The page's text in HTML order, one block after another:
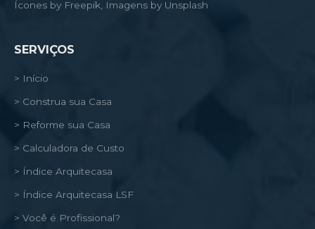
Ícones by Freepik, Imagens by Unsplash
SERVIÇOS
> Início
> Construa sua Casa
> Reforme sua Casa
> Calculadora de Custo
> Índice Arquitecasa
> Índice Arquitecasa LSF
> Você é Profissional?